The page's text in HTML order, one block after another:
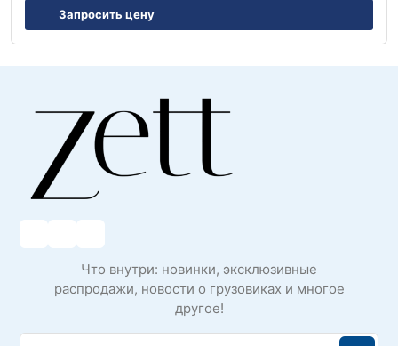
Запросить цену
Что внутри: новинки, эксклюзивные
распродажи, новости о грузовиках и многое
другое!